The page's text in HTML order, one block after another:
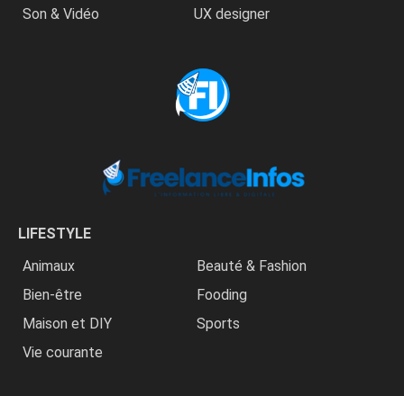
Son & Vidéo
UX designer
LIFESTYLE
Animaux
Beauté & Fashion
Bien-être
Fooding
Maison et DIY
Sports
Vie courante